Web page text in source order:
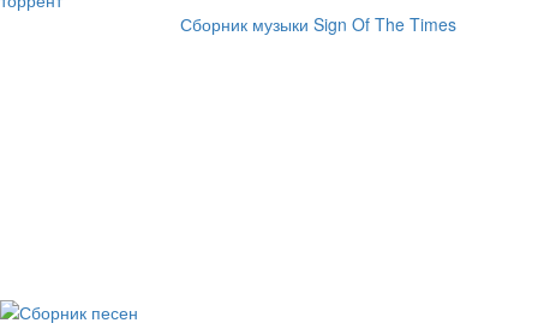
Сборник музыки Sign Of The Times